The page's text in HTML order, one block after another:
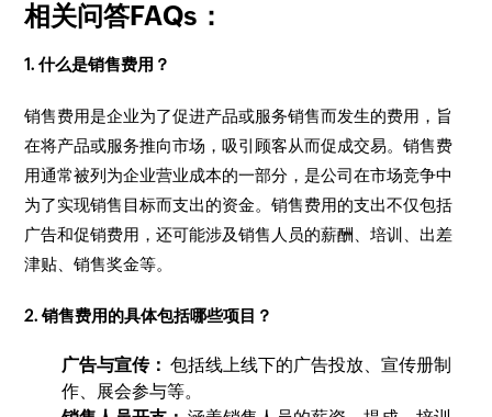
相关问答FAQs：
1. 什么是销售费用？
销售费用是企业为了促进产品或服务销售而发生的费用，旨
在将产品或服务推向市场，吸引顾客从而促成交易。销售费
用通常被列为企业营业成本的一部分，是公司在市场竞争中
为了实现销售目标而支出的资金。销售费用的支出不仅包括
广告和促销费用，还可能涉及销售人员的薪酬、培训、出差
津贴、销售奖金等。
2. 销售费用的具体包括哪些项目？
广告与宣传： 包括线上线下的广告投放、宣传册制
作、展会参与等。